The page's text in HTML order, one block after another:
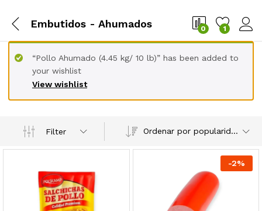
Embutidos - Ahumados 0 1
View wishlist
“Pollo Ahumado (4.45 kg/ 10 lb)” has been added to
your wishlist
Filter Ordenar por popularidad
-2%